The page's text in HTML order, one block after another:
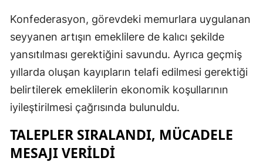
Konfederasyon, görevdeki memurlara uygulanan
seyyanen artışın emeklilere de kalıcı şekilde
yansıtılması gerektiğini savundu. Ayrıca geçmiş
yıllarda oluşan kayıpların telafi edilmesi gerektiği
belirtilerek emeklilerin ekonomik koşullarının
iyileştirilmesi çağrısında bulunuldu.
TALEPLER SIRALANDI, MÜCADELE
MESAJI VERILDI